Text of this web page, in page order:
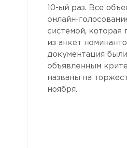
10-ый раз. Все
онлайн-
системой, которая
из анкет
документация
объявленным
названы на
ноября.